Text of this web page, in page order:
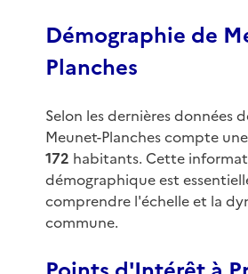
Démographie de
Planches
Selon les dernières données
Meunet-Planches compte
172 habitants. Cette
démographique est
comprendre l'échelle et la
commune.